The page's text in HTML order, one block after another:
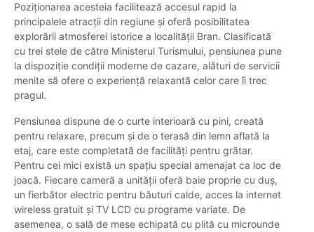
Poziționarea acesteia facilitează accesul rapid la
principalele atracții din regiune și oferă posibilitatea
explorării atmosferei istorice a localității Bran. Clasificată
cu trei stele de către Ministerul Turismului, pensiunea pune
la dispoziție condiții moderne de cazare, alături de servicii
menite să ofere o experiență relaxantă celor care îi trec
pragul.
Pensiunea dispune de o curte interioară cu pini, creată
pentru relaxare, precum și de o terasă din lemn aflată la
etaj, care este completată de facilități pentru grătar.
Pentru cei mici există un spațiu special amenajat ca loc de
joacă. Fiecare cameră a unității oferă baie proprie cu duș,
un fierbător electric pentru băuturi calde, acces la internet
wireless gratuit și TV LCD cu programe variate. De
asemenea, o sală de mese echipată cu plită cu microunde